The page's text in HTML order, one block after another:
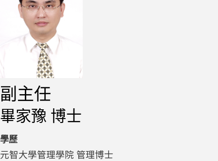
副主任
畢家豫 博士
學歷
元智大學管理學院 管理博士